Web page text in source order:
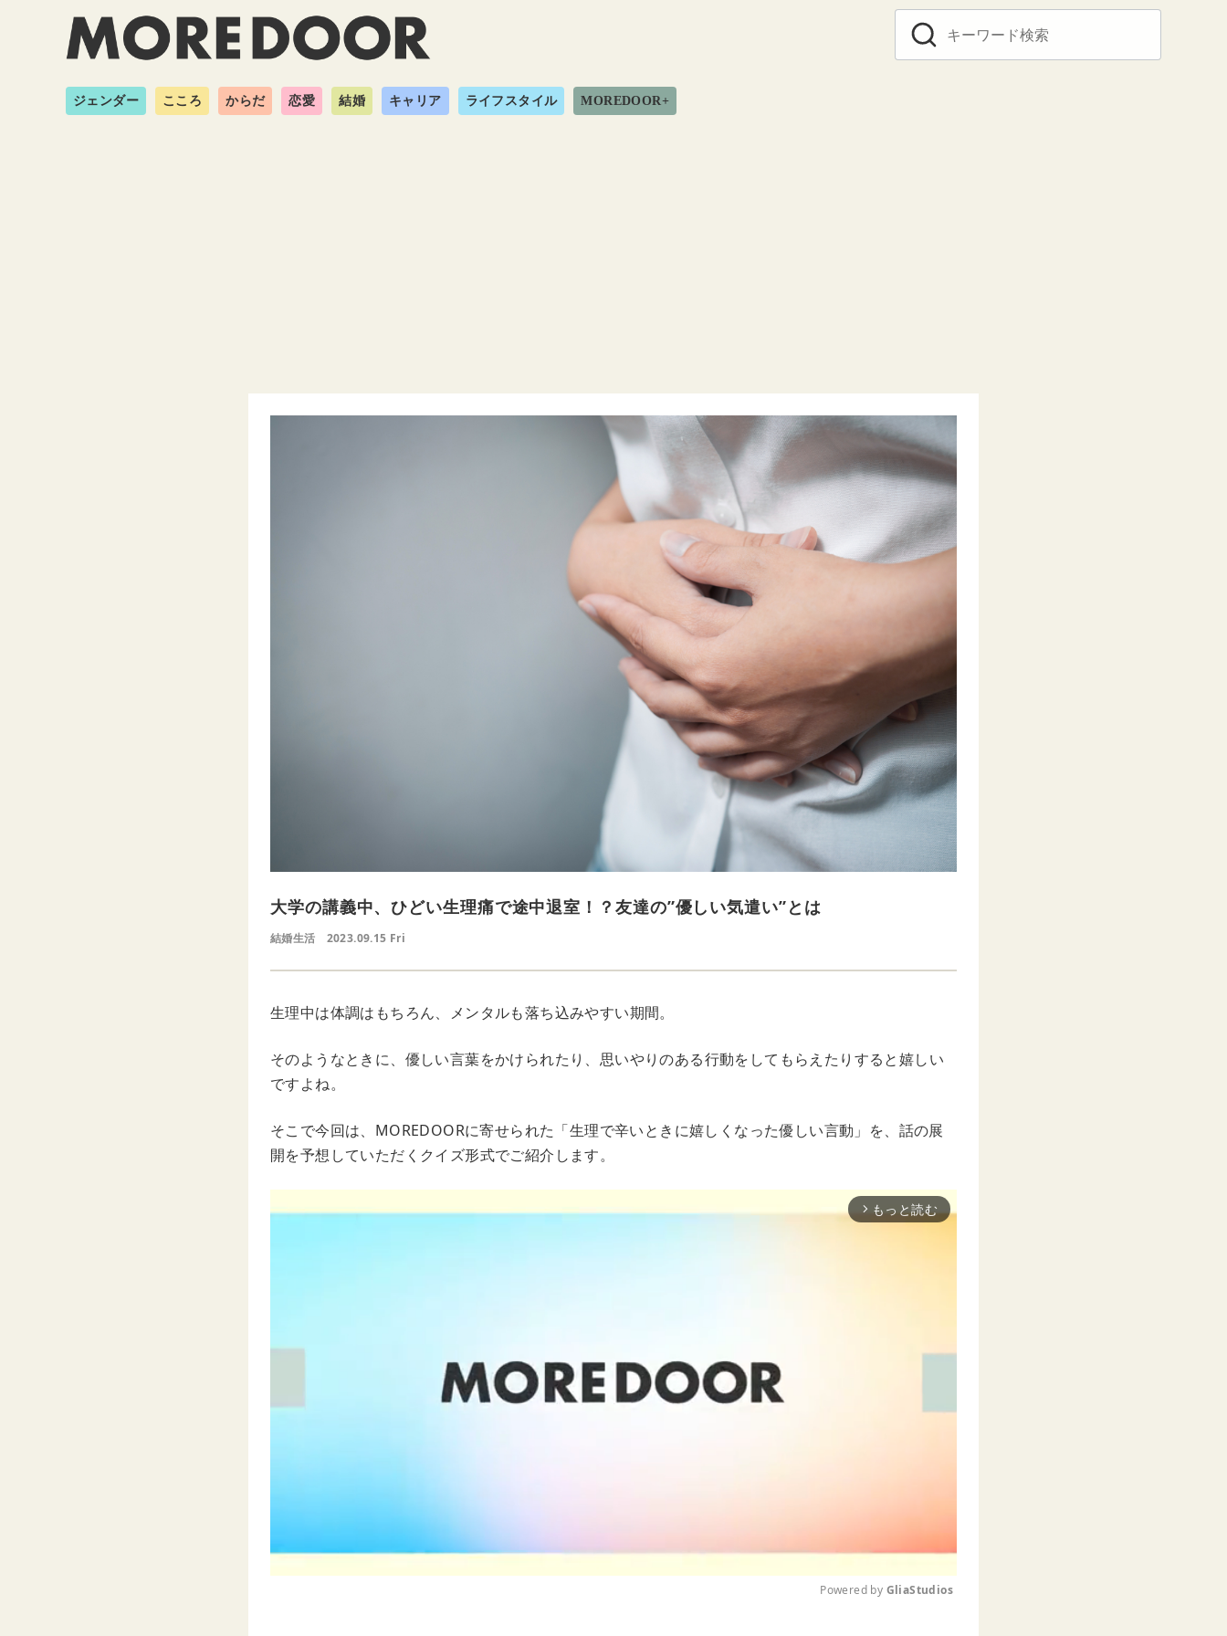
ジェンダー こころ からだ 恋愛 結婚 キャリア ライフスタイル MOREDOOR+
大学の講義中、ひどい生理痛で途中退室！？友達の”優しい気遣い”とは
結婚生活 2023.09.15 Fri
生理中は体調はもちろん、メンタルも落ち込みやすい期間。
そのようなときに、優しい言葉をかけられたり、思いやりのある行動をしてもらえたりすると嬉しい
ですよね。
そこで今回は、MOREDOORに寄せられた「生理で辛いときに嬉しくなった優しい言動」を、話の展
開を予想していただくクイズ形式でご紹介します。
arrow_forward_ios もっと読む
Powered by GliaStudios